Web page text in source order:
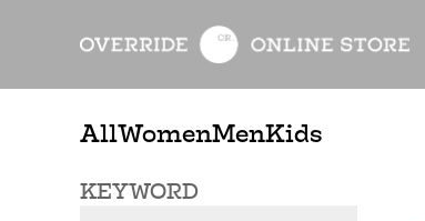
AllWomenMenKids
KEYWORD